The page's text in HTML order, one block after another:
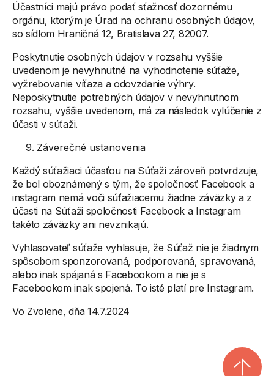
Účastníci majú právo podať sťažnosť dozornému
orgánu, ktorým je Úrad na ochranu osobných údajov,
so sídlom Hraničná 12, Bratislava 27, 82007.
Poskytnutie osobných údajov v rozsahu vyššie
uvedenom je nevyhnutné na vyhodnotenie súťaže,
vyžrebovanie víťaza a odovzdanie výhry.
Neposkytnutie potrebných údajov v nevyhnutnom
rozsahu, vyššie uvedenom, má za následok vylúčenie z
účasti v súťaži.
Záverečné ustanovenia
Každý súťažiaci účasťou na Súťaži zároveň potvrdzuje,
že bol oboznámený s tým, že spoločnosť Facebook a
instagram nemá voči súťažiacemu žiadne záväzky a z
účasti na Súťaži spoločnosti Facebook a Instagram
takéto záväzky ani nevznikajú.
Vyhlasovateľ súťaže vyhlasuje, že Súťaž nie je žiadnym
spôsobom sponzorovaná, podporovaná, spravovaná,
alebo inak spájaná s Facebookom a nie je s
Facebookom inak spojená. To isté platí pre Instagram.
Vo Zvolene, dňa 14.7.2024